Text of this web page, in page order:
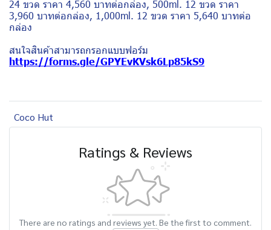
24 ขวด ราคา 4,560 บาทต่อกล่อง, 500ml. 12 ขวด ราคา
3,960 บาทต่อกล่อง, 1,000ml. 12 ขวด ราคา 5,640 บาทต่อ
กล่อง
สนใจสินค้าสามารถกรอกแบบฟอร์ม
https://forms.gle/GPYEvKVsk6Lp85kS9
Coco Hut
Ratings & Reviews
There are no ratings and reviews yet. Be the first to comment.